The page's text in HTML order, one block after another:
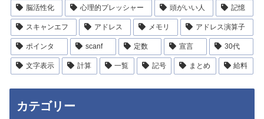
脳活性化 心理的プレッシャー 頭がいい人 記憶
スキャンエフ アドレス メモリ アドレス演算子
ポインタ scanf 定数 宣言 30代
文字表示 計算 一覧 記号 まとめ 給料
カテゴリー